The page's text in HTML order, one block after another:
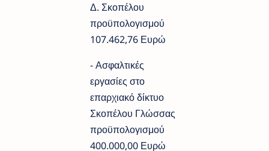
Δ. Σκοπέλου
προϋπολογισμού
107.462,76 Ευρώ
- Ασφαλτικές
εργασίες στο
επαρχιακό δίκτυο
Σκοπέλου Γλώσσας
προϋπολογισμού
400.000,00 Ευρώ